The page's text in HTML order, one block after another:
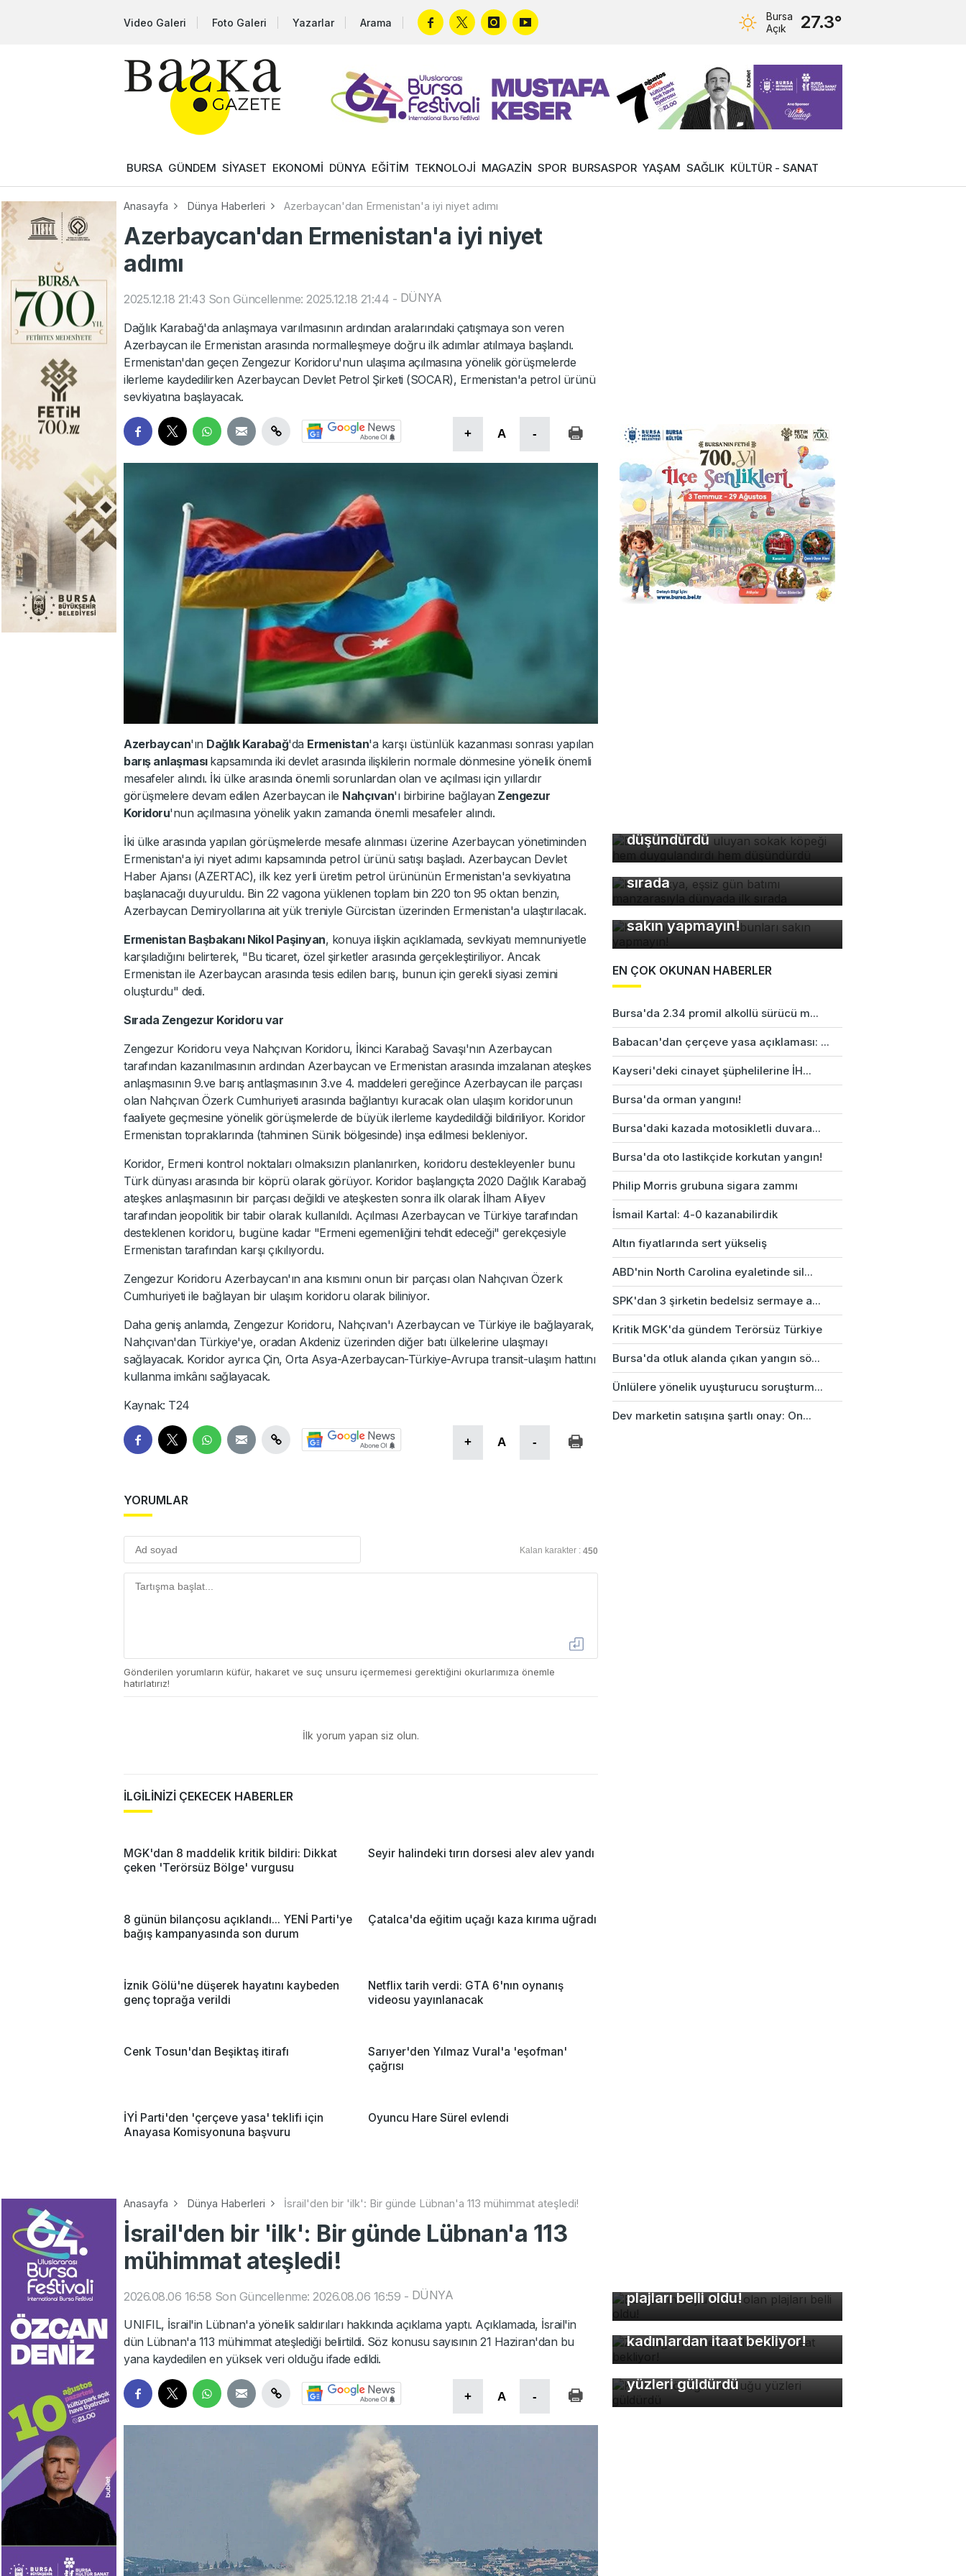
Video Galeri Foto Galeri Yazarlar Arama
Bursa
Açık
27.3°
BURSA GÜNDEM SİYASET EKONOMİ DÜNYA EĞİTİM TEKNOLOJİ MAGAZİN SPOR BURSASPOR YAŞAM SAĞLIK KÜLTÜR - SANAT
Anasayfa Dünya Haberleri Azerbaycan'dan Ermenistan'a iyi niyet adımı
Azerbaycan'dan Ermenistan'a iyi niyet
adımı
2025.12.18 21:43 Son Güncellenme: 2025.12.18 21:44 - DÜNYA
Dağlık Karabağ'da anlaşmaya varılmasının ardından aralarındaki çatışmaya son veren
Azerbaycan ile Ermenistan arasında normalleşmeye doğru ilk adımlar atılmaya başlandı.
Ermenistan'dan geçen Zengezur Koridoru'nun ulaşıma açılmasına yönelik görüşmelerde
ilerleme kaydedilirken Azerbaycan Devlet Petrol Şirketi (SOCAR), Ermenistan'a petrol ürünü
sevkiyatına başlayacak.
+ A -
Azerbaycan'ın Dağlık Karabağ'da Ermenistan'a karşı üstünlük kazanması sonrası yapılan
barış anlaşması kapsamında iki devlet arasında ilişkilerin normale dönmesine yönelik önemli
mesafeler alındı. İki ülke arasında önemli sorunlardan olan ve açılması için yıllardır
görüşmelere devam edilen Azerbaycan ile Nahçıvan'ı birbirine bağlayan Zengezur
Koridoru'nun açılmasına yönelik yakın zamanda önemli mesafeler alındı.
İki ülke arasında yapılan görüşmelerde mesafe alınması üzerine Azerbaycan yönetiminden
Ermenistan'a iyi niyet adımı kapsamında petrol ürünü satışı başladı. Azerbaycan Devlet
Haber Ajansı (AZERTAC), ilk kez yerli üretim petrol ürününün Ermenistan'a sevkiyatına
başlanacağı duyuruldu. Bin 22 vagona yüklenen toplam bin 220 ton 95 oktan benzin,
Azerbaycan Demiryollarına ait yük treniyle Gürcistan üzerinden Ermenistan'a ulaştırılacak.
Ermenistan Başbakanı Nikol Paşinyan, konuya ilişkin açıklamada, sevkiyatı memnuniyetle
karşıladığını belirterek, "Bu ticaret, özel şirketler arasında gerçekleştiriliyor. Ancak
Ermenistan ile Azerbaycan arasında tesis edilen barış, bunun için gerekli siyasi zemini
oluşturdu" dedi.
Sırada Zengezur Koridoru var
Zengezur Koridoru veya Nahçıvan Koridoru, İkinci Karabağ Savaşı'nın Azerbaycan
tarafından kazanılmasının ardından Azerbaycan ve Ermenistan arasında imzalanan ateşkes
anlaşmasının 9.ve barış antlaşmasının 3.ve 4. maddeleri gereğince Azerbaycan ile parçası
olan Nahçıvan Özerk Cumhuriyeti arasında bağlantıyı kuracak olan ulaşım koridorunun
faaliyete geçmesine yönelik görüşmelerde de büyük ilerleme kaydedildiği bildiriliyor. Koridor
Ermenistan topraklarında (tahminen Sünik bölgesinde) inşa edilmesi bekleniyor.
Koridor, Ermeni kontrol noktaları olmaksızın planlanırken, koridoru destekleyenler bunu
Türk dünyası arasında bir köprü olarak görüyor. Koridor başlangıçta 2020 Dağlık Karabağ
ateşkes anlaşmasının bir parçası değildi ve ateşkesten sonra ilk olarak İlham Aliyev
tarafından jeopolitik bir tabir olarak kullanıldı. Açılması Azerbaycan ve Türkiye tarafından
desteklenen koridoru, bugüne kadar "Ermeni egemenliğini tehdit edeceği" gerekçesiyle
Ermenistan tarafından karşı çıkılıyordu.
Zengezur Koridoru Azerbaycan'ın ana kısmını onun bir parçası olan Nahçıvan Özerk
Cumhuriyeti ile bağlayan bir ulaşım koridoru olarak biliniyor.
Daha geniş anlamda, Zengezur Koridoru, Nahçıvan'ı Azerbaycan ve Türkiye ile bağlayarak,
Nahçıvan'dan Türkiye'ye, oradan Akdeniz üzerinden diğer batı ülkelerine ulaşmayı
sağlayacak. Koridor ayrıca Çin, Orta Asya-Azerbaycan-Türkiye-Avrupa transit-ulaşım hattını
kullanma imkânı sağlayacak.
Kaynak: T24
+ A -
YORUMLAR
Kalan karakter : 450
Gönderilen yorumların küfür, hakaret ve suç unsuru içermemesi gerektiğini okurlarımıza önemle
hatırlatırız!
İlk yorum yapan siz olun.
İLGİLİNİZİ ÇEKECEK HABERLER
MGK'dan 8 maddelik kritik bildiri: Dikkat
çeken 'Terörsüz Bölge' vurgusu
Seyir halindeki tırın dorsesi alev alev yandı
8 günün bilançosu açıklandı... YENİ Parti'ye
bağış kampanyasında son durum
Çatalca'da eğitim uçağı kaza kırıma uğradı
İznik Gölü'ne düşerek hayatını kaybeden
genç toprağa verildi
Netflix tarih verdi: GTA 6'nın oynanış
videosu yayınlanacak
Cenk Tosun'dan Beşiktaş itirafı
Sarıyer'den Yılmaz Vural'a 'eşofman'
çağrısı
İYİ Parti'den 'çerçeve yasa' teklifi için
Anayasa Komisyonuna başvuru
Oyuncu Hare Sürel evlendi
düşündürdü
Kapadokya, eşsiz gün batımı
manzarasıyla dünyada ilk
sırada
Kene müdahalesinde bunları
sakın yapmayın!
EN ÇOK OKUNAN HABERLER
Bursa'da 2.34 promil alkollü sürücü m...
Babacan'dan çerçeve yasa açıklaması: ...
Kayseri'deki cinayet şüphelilerine İH...
Bursa'da orman yangını!
Bursa'daki kazada motosikletli duvara...
Bursa'da oto lastikçide korkutan yangın!
Philip Morris grubuna sigara zammı
İsmail Kartal: 4-0 kazanabilirdik
Altın fiyatlarında sert yükseliş
ABD'nin North Carolina eyaletinde sil...
SPK'dan 3 şirketin bedelsiz sermaye a...
Kritik MGK'da gündem Terörsüz Türkiye
Bursa'da otluk alanda çıkan yangın sö...
Ünlülere yönelik uyuşturucu soruşturm...
Dev marketin satışına şartlı onay: On...
Anasayfa Dünya Haberleri İsrail'den bir 'ilk': Bir günde Lübnan'a 113 mühimmat ateşledi!
İsrail'den bir 'ilk': Bir günde Lübnan'a 113
mühimmat ateşledi!
2026.08.06 16:58 Son Güncellenme: 2026.08.06 16:59 - DÜNYA
UNIFIL, İsrail'in Lübnan'a yönelik saldırıları hakkında açıklama yaptı. Açıklamada, İsrail'in
dün Lübnan'a 113 mühimmat ateşlediği belirtildi. Söz konusu sayısının 21 Haziran'dan bu
yana kaydedilen en yüksek veri olduğu ifade edildi.
+ A -
plajları belli oldu!
Z kuşağı erkekleri
kadınlardan itaat bekliyor!
Kedi ve köpeğin dostluğu
yüzleri güldürdü